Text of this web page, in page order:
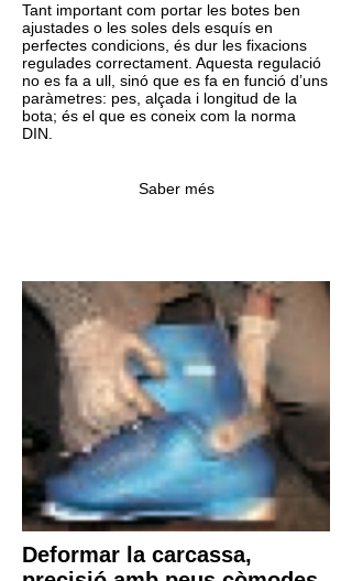
Tant important com portar les botes ben
ajustades o les soles dels esquís en
perfectes condicions, és dur les fixacions
regulades correctament. Aquesta regulació
no es fa a ull, sinó que es fa en funció d’uns
paràmetres: pes, alçada i longitud de la
bota; és el que es coneix com la norma
DIN.
Saber més
Deformar la carcassa,